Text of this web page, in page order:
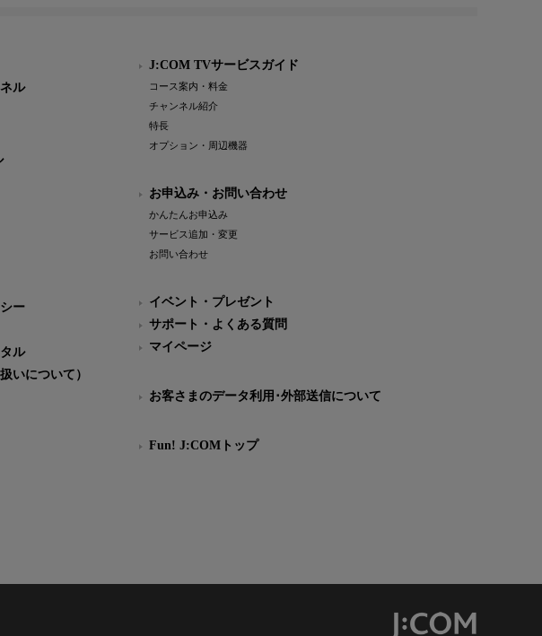
ル
ー
ル
いについて）
J:COM TVサービスガイド
コース案内・料金
チャンネル紹介
特長
オプション・周辺機器
お申込み・お問い合わせ
かんたんお申込み
サービス追加・変更
お問い合わせ
イベント・プレゼント
サポート・よくある質問
マイページ
お客さまのデータ利用･外部送信について
Fun! J:COMトップ